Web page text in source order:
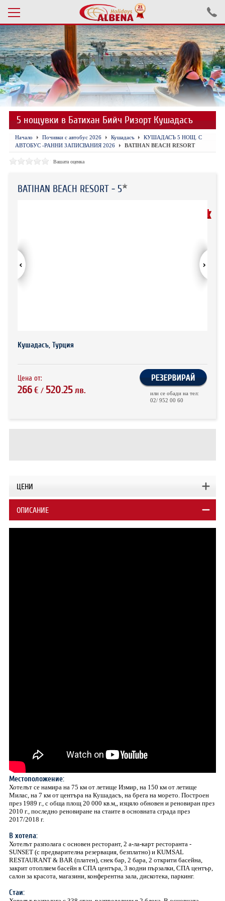
Проверка на резервация
ПОЧИВКИ С АВТОБУС 2026
ПОЧИВКИ СЪС САМОЛЕТ
ЕКСКУРЗИИ САМОЛЕТ
ЕКСКУРЗИИ АВТОБУС
БЪЛГАРИЯ
ХОТЕЛИ В ТУРЦИЯ
НОВА ГОДИНА 2027
ХОТЕЛИ В АЛБАНИЯ
ОБЩИ УСЛОВИЯ ПАКЕТНИ
5 нощувки в Батихан Бийч Ризорт Кушадасъ
Начало Почивки с автобус 2026 Кушадасъ
КУШАДАСЪ 5 НОЩ. С
АВТОБУС -РАННИ ЗАПИСВАНИЯ 2026
BATIHAN BEACH RESORT
Вашата оценка
BATIHAN BEACH RESORT - 5
Кушадасъ, Турция
Цена от:
266€/ 520.25лв.
или се обади на тел:
02/ 952 00 60
ЦЕНИ
ОПИСАНИЕ
Местоположение:
Хотелът се намира на 75 км от летище Измир, на 150 км от летище
Милас, на 7 км от центъра на Кушадасъ, на брега на морето. Построен
през 1989 г., с обща площ 20 000 кв.м,, изцяло обновен и реновиран през
2010 г., последно реновиране на стаите в основната сграда през
2017/2018 г.
В хотела:
Хотелът разполага с основен ресторант, 2 а-ла-карт ресторанта -
SUNSET (с предварителна резервация, безплатно) и KUMSAL
RESTAURANT & BAR (платен), снек бар, 2 бара, 2 открити басейна,
закрит отопляем басейн в СПА центъра, 3 водни пързалки, СПА център,
салон за красота, магазини, конферентна зала, дискотека, паркинг.
Стаи: